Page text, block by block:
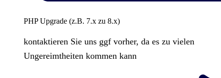
PHP Upgrade (z.B. 7.x zu 8.x)
kontaktieren Sie uns ggf vorher, da es zu vielen
Ungereimtheiten kommen kann